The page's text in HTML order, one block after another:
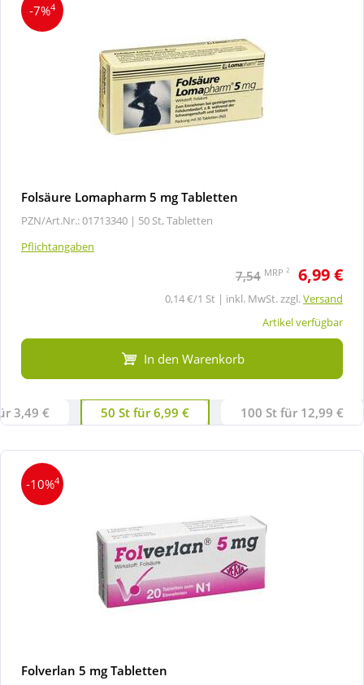
-7%4
Folsäure Lomapharm 5 mg Tabletten
PZN/Art.Nr.: 01713340 | 50 St, Tabletten
Pflichtangaben
7,54 MRP 2 6,99 €
0,14 €/1 St | inkl. MwSt. zzgl.Versand
Artikel verfügbar
In den Warenkorb
3,49 € 50 St für 6,99 € 100 St für 12,99 €
-10%4
Folverlan 5 mg Tabletten